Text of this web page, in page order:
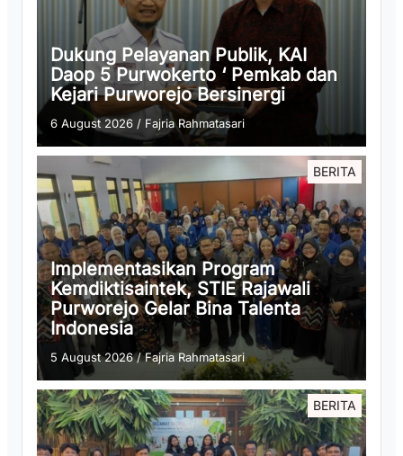
Dukung Pelayanan Publik, KAI
Daop 5 Purwokerto ‘ Pemkab dan
Kejari Purworejo Bersinergi
6 August 2026 / Fajria Rahmatasari
BERITA
Implementasikan Program
Kemdiktisaintek, STIE Rajawali
Purworejo Gelar Bina Talenta
Indonesia
5 August 2026/Fajria Rahmatasari
BERITA